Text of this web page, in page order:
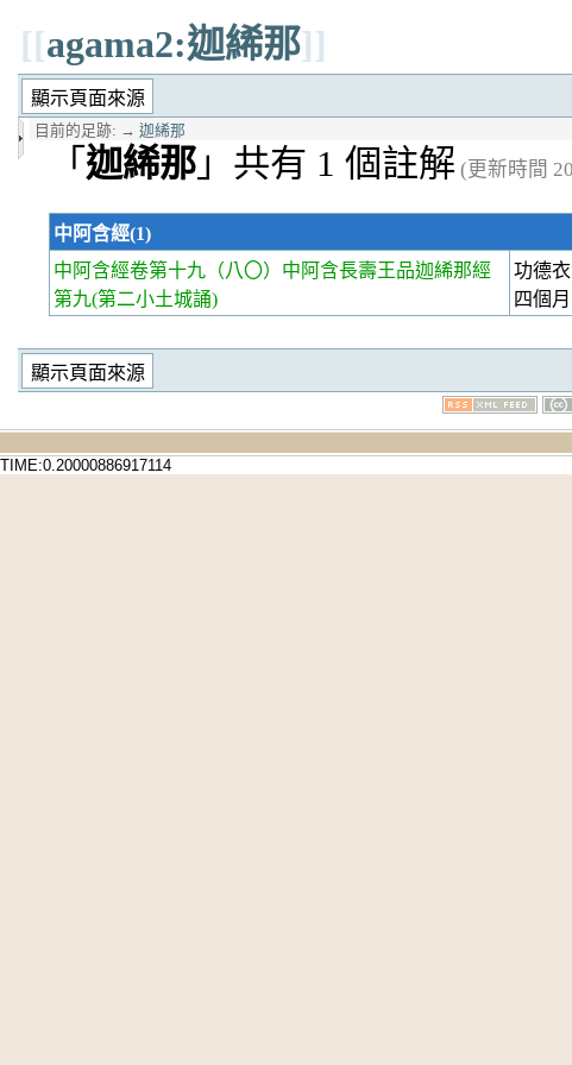
[[agama2:迦絺那]]
目前的足跡: → 迦絺那
「 迦絺那 」共有 1 個註解 (更新時間
中阿含經(1)
中阿含經卷第十九 （八〇）中阿含長壽王品迦絺那經
第九(第二小土城誦)
功德
四個月
TIME:0.20000886917114